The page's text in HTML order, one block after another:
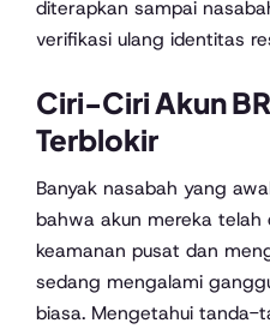
diterapkan sampai
verifikasi ulang identitas
Ciri-Ciri Akun
Terblokir
Banyak nasabah yang
bahwa akun mereka telah
keamanan pusat dan
sedang mengalami
biasa. Mengetahui tanda-